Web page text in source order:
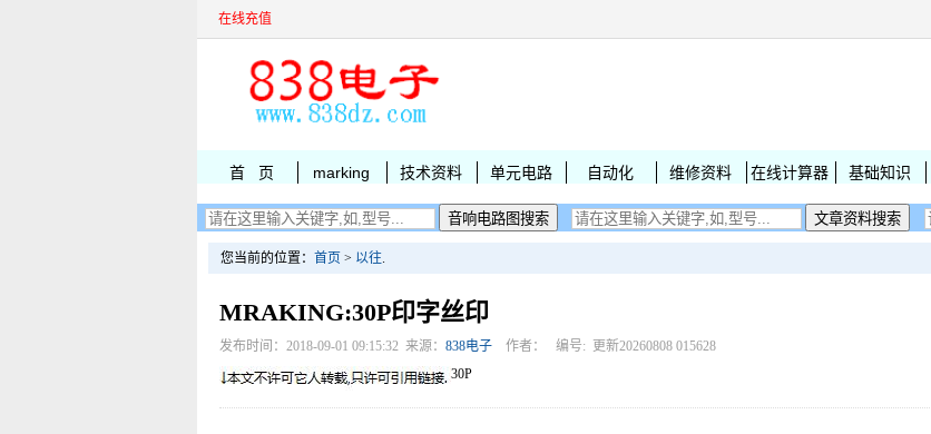
在线充值
首 页 marking 技术资料 单元电路 自动化 维修资料 在线计算器 基础知识
您当前的位置： 首页 > 以往.
MRAKING:30P印字丝印
发布时间：2018-09-01 09:15:32 来源： 838电子 作者： 编号: 更新20260808 015628
30P